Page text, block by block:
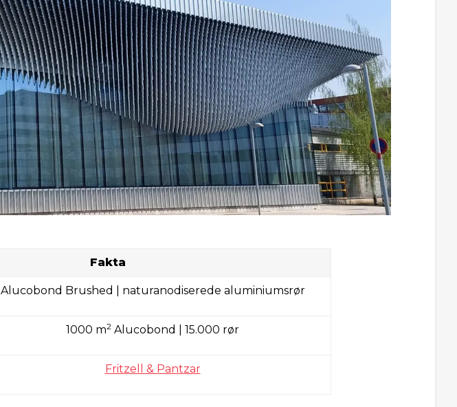
Fakta
Alucobond Brushed | naturanodiserede aluminiumsrør
1000 m2 Alucobond | 15.000 rør
Fritzell & Pantzar